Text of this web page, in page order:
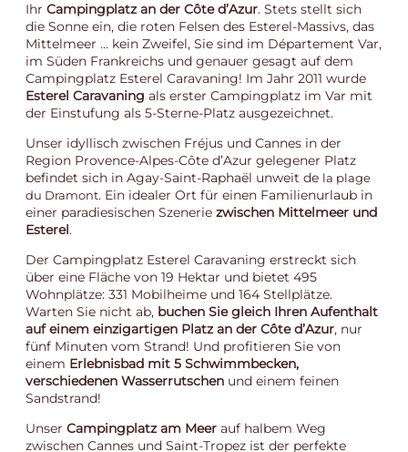
Ihr Campingplatz an der Côte d’Azur. Stets stellt sich
die Sonne ein, die roten Felsen des Esterel-Massivs, das
Mittelmeer … kein Zweifel, Sie sind im Département Var,
im Süden Frankreichs und genauer gesagt auf dem
Campingplatz Esterel Caravaning! Im Jahr 2011 wurde
Esterel Caravaning als erster Campingplatz im Var mit
der Einstufung als 5-Sterne-Platz ausgezeichnet.
Unser idyllisch zwischen Fréjus und Cannes in der
Region Provence-Alpes-Côte d’Azur gelegener Platz
befindet sich in Agay-Saint-Raphaël unweit de la plage
du Dramont. Ein idealer Ort für einen Familienurlaub in
einer paradiesischen Szenerie zwischen Mittelmeer und
Esterel.
Der Campingplatz Esterel Caravaning erstreckt sich
über eine Fläche von 19 Hektar und bietet 495
Wohnplätze: 331 Mobilheime und 164 Stellplätze.
Warten Sie nicht ab, buchen Sie gleich Ihren Aufenthalt
auf einem einzigartigen Platz an der Côte d’Azur, nur
fünf Minuten vom Strand! Und profitieren Sie von
einem Erlebnisbad mit 5 Schwimmbecken,
verschiedenen Wasserrutschen und einem feinen
Sandstrand!
Unser Campingplatz am Meer auf halbem Weg
zwischen Cannes und Saint-Tropez ist der perfekte